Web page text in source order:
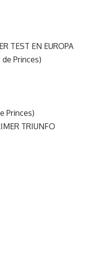
TEST EN EUROPA
de Princes)
Princes)
TRIUNFO